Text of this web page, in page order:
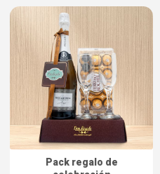
Pack regalo de